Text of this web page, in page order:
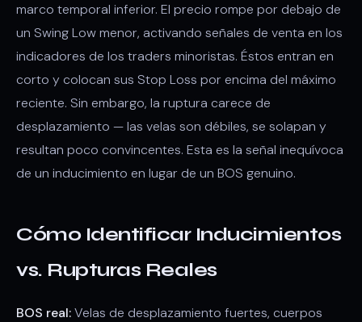
marco temporal inferior. El precio rompe por debajo de
un Swing Low menor, activando señales de venta en los
indicadores de los traders minoristas. Éstos entran en
corto y colocan sus Stop Loss por encima del máximo
reciente. Sin embargo, la ruptura carece de
desplazamiento — las velas son débiles, se solapan y
resultan poco convincentes. Esta es la señal inequívoca
de un inducimiento en lugar de un BOS genuino.
Cómo Identificar Inducimientos
vs. Rupturas Reales
BOS real:Velas de desplazamiento fuertes, cuerpos